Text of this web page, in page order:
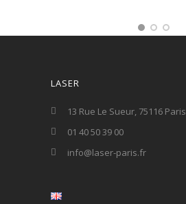
LASER
13 Rue Le Sueur, 75116 Paris
01 40 50 39 00
info@laser-paris.fr